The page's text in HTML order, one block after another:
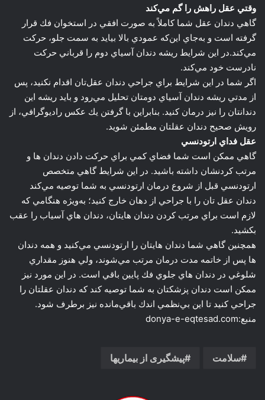
وقتي عقل راهش را گم مي‌كند
گاهي دندان عقل شما كاملاً به صورت افقي در استخوان فك قرار
گرفته است و به‌جاي اين‌كه عمودي بالا بيايد به سمت جلو، حركت
مي‌كند.در اين شرايط ريشه دندان آسياي دوم را قرباني حركت
نادرست خود مي‌كند.
اگر شما در اين شرايط براي جراحي دندان عقل‌تان اقدام نكنيد، پس
از مدتي ريشه دندان آسياي دومتان تحليل مي‌رود و بايد ريشه اين
دندانتان را نيز درمان کنيد. بنابراين با گرفتن يك عكس راديوگرافي، از
رويش صحيح دندان عقلتان مطمئن شويد.
عقل فداي ارتودنسي
گاهي ممكن است شما فضاي كمي براي حركت دادن دندان ها و
مرتب كردنشان داشته باشيد. در اين شرايط گاهي متخصص
ارتودنسي قبل از شروع درمان ارتودنسي به شما توصيه مي‌كند
دندان عقل تان را با جراحي از دهان خارج كنيد؛ به‌ويژه هنگامي كه
لازم است براي مرتب كردن دندان هايتان، دندان هاي آسياب را عقب
بكشيد.
همچنين گاهي شما دندان هايتان را ارتودنسي مي‌كنيد و همه دندان
ها پس از خاتمه مدت درمان مرتب مي‌شوند، ولي هنوز مقداري
شلوغي در دندان هاي جلوي فك پايين باقي است. در اين مورد نيز
ممكن است دندان پزشكتان به شما توصيه كند كه دندان عقلتان را
جراحي كنيد تا اين بي‌نظمي اندك باقي‌مانده نيز برطرف شود.
منبع:donya-e-eqtesad.com
سلامت پیشگیری از بیماریها